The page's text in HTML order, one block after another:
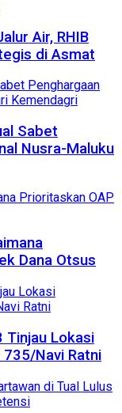
Air, RHIB
di Asmat
Sabet
Nusra-Maluku
Dana Otsus
Tinjau Lokasi
Navi Ratni